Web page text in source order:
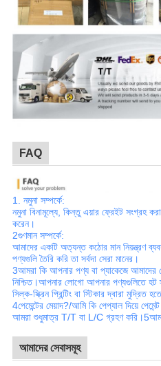
FAQ
1. নমুনা সম্পর্কে:
নমুনা বিনামূল্যে, কিন্তু এয়ার ফ্রেইট সংগ্রহ
করেন।
2গুণমান সম্পর্কে:
আমাদের একটি অত্যন্ত কঠোর মান নিয়ন্ত্রণ
পণ্যগুলি তৈরি করি তা সর্বদা সেরা মানের।
3আমরা কি আপনার পণ্য বা প্যাকেজে আমাদের
নিশ্চিত।আপনার লোগো আপনার পণ্যগুলিতে হট
সিল্ক-স্ক্রিন প্রিন্টিং বা স্টিকার দ্বারা মুদ্রিত
4পেমেন্টের মেয়াদ?/আমি কি পেপ্যাল ​​দিয়ে
আমরা শুধুমাত্র T/T বা L/C গ্রহণ
আমাদের সেবাসমূহ